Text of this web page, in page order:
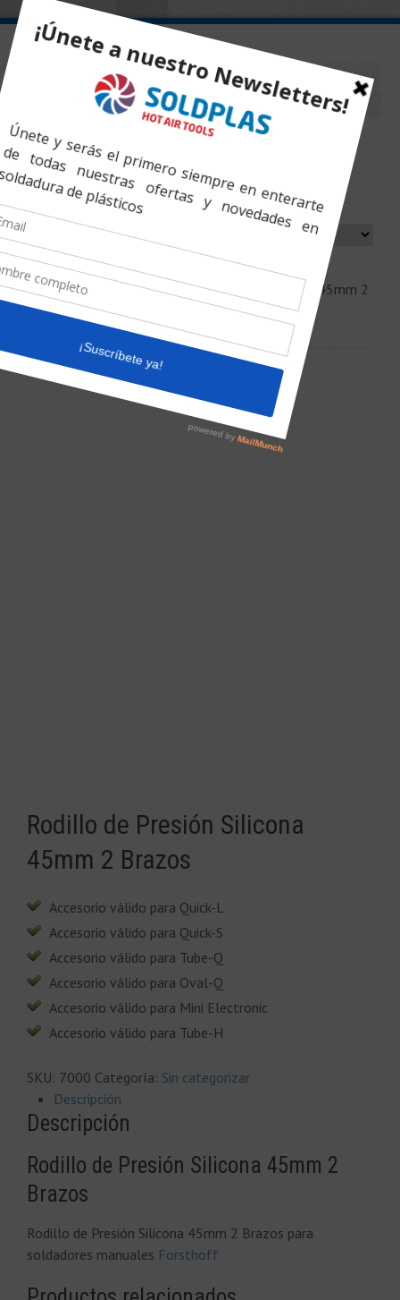
Inicio»Productos»Rodillo de Presión Silicona 45mm 2
Brazos
Rodillo de Presión Silicona
45mm 2 Brazos
Accesorio válido para Quick-L
Accesorio válido para Quick-S
Accesorio válido para Tube-Q
Accesorio válido para Oval-Q
Accesorio válido para Mini Electronic
Accesorio válido para Tube-H
SKU: 7000 Categoría: Sin categorizar
Descripción
Descripción
Rodillo de Presión Silicona 45mm 2
Brazos
Rodillo de Presión Silicona 45mm 2 Brazos para
soldadores manuales Forsthoff